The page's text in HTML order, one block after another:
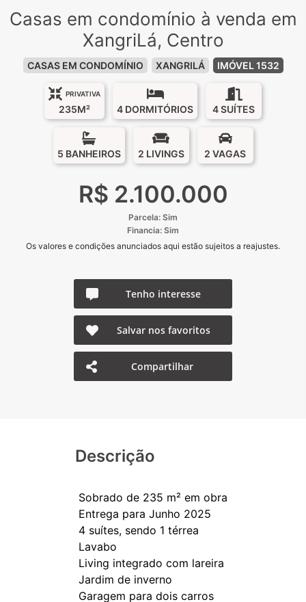
Casas em condomínio à venda em
XangriLá, Centro
CASAS EM CONDOMÍNIO XANGRILÁ IMÓVEL 1532
PRIVATIVA
235M² 4 DORMITÓRIOS 4 SUÍTES
5 BANHEIROS 2 LIVINGS 2 VAGAS
R$ 2.100.000
Parcela: Sim
Financia: Sim
Os valores e condições anunciados aqui estão sujeitos a reajustes.
Tenho interesse
Salvar nos favoritos
Compartilhar
Descrição
Sobrado de 235 m² em obra
Entrega para Junho 2025
4 suítes, sendo 1 térrea
Lavabo
Living integrado com lareira
Jardim de inverno
Garagem para dois carros